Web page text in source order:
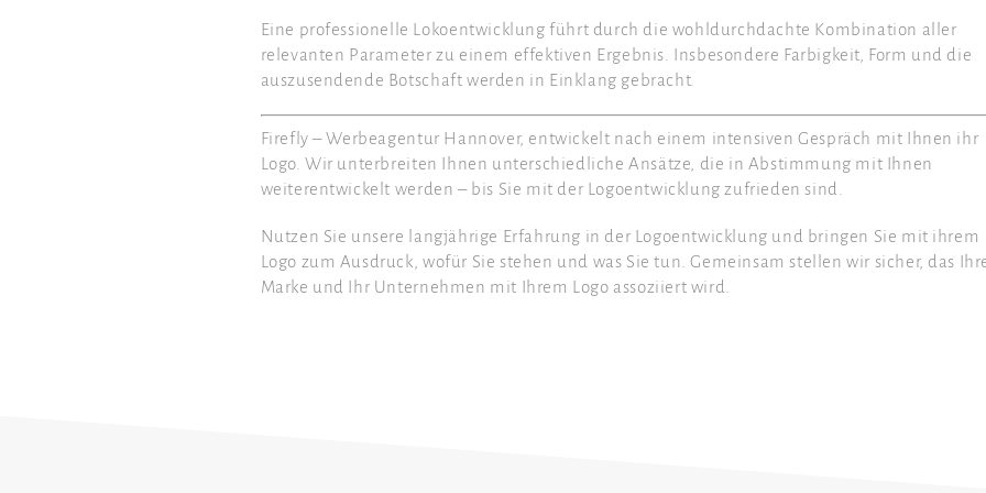
Eine professionelle Lokoentwicklung führt durch die wohldurchdachte Kombination aller
relevanten Parameter zu einem effektiven Ergebnis. Insbesondere Farbigkeit, Form und die
auszusendende Botschaft werden in Einklang gebracht.
Firefly – Werbeagentur Hannover, entwickelt nach einem intensiven Gespräch mit Ihnen ihr
Logo. Wir unterbreiten Ihnen unterschiedliche Ansätze, die in Abstimmung mit Ihnen
weiterentwickelt werden – bis Sie mit der Logoentwicklung zufrieden sind.
Nutzen Sie unsere langjährige Erfahrung in der Logoentwicklung und bringen Sie mit ihrem
Logo zum Ausdruck, wofür Sie stehen und was Sie tun. Gemeinsam stellen wir sicher, das
Marke und Ihr Unternehmen mit Ihrem Logo assoziiert wird.